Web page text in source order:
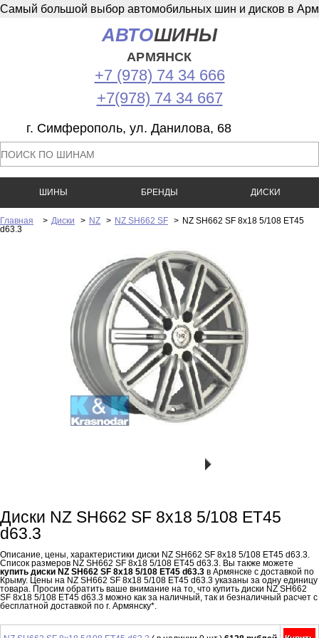
Самый большой выбор автомобильных шин и дисков в
АВТОШИНЫ
АРМЯНСК
+7 (978) 74 34 666
+7(978) 74 34 667
г. Симферополь, ул. Данилова, 68
ШИНЫ БРЕНДЫ ДИСКИ
Главная > Диски > NZ > NZ SH662 SF > NZ SH662 SF 8x18 5/108 ET45
d63.3
Диски NZ SH662 SF 8x18 5/108 ET45
d63.3
Описание, цены, характеристики диски NZ SH662 SF 8x18 5/108 ET45 d63.3.
Список размеров NZ SH662 SF 8x18 5/108 ET45 d63.3. Вы также можете
купить диски NZ SH662 SF 8x18 5/108 ET45 d63.3 в Армянске с доставкой по
Крыму. Цены на NZ SH662 SF 8x18 5/108 ET45 d63.3 указаны за одну единицу
товара. Просим обратить ваше внимание на то, что купить диски NZ SH662
SF 8x18 5/108 ET45 d63.3 можно как за наличный, так и безналичный расчет с
бесплатной доставкой по г. Армянску*.